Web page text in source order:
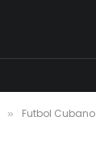
» Futbol Cubano